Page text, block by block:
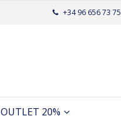
+34 96 656 73 75
OUTLET 20%